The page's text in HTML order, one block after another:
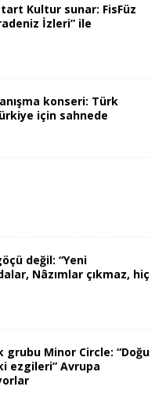
Kultur sunar: FisFüz
İzleri” ile
konseri: Türk
için sahnede
değil: “Yeni
Nâzımlar çıkmaz, hiç
Minor Circle: “Doğu
ezgileri” Avrupa